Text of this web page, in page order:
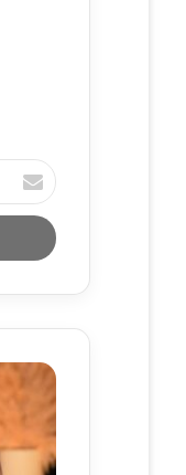
أ
د
خ
ل
د
ا
ل
إ
ك